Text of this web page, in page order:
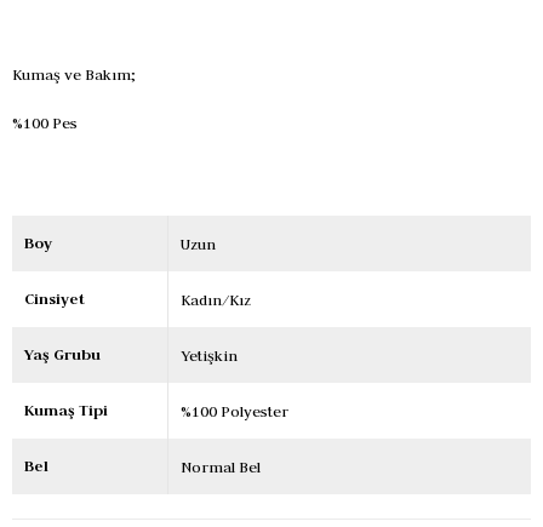
Kumaş ve Bakım;
%100 Pes
Boy Uzun
Cinsiyet Kadın/Kız
Yaş Grubu Yetişkin
Kumaş Tipi %100 Polyester
Bel Normal Bel